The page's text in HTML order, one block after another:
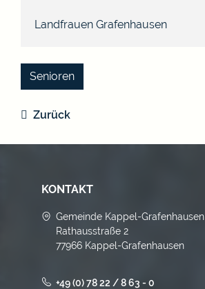
Landfrauen Grafenhausen
Senioren
Zurück
KONTAKT
Gemeinde Kappel-Grafenhausen
Rathausstraße 2
77966 Kappel-Grafenhausen
+49 (0) 78 22 / 8 63 - 0